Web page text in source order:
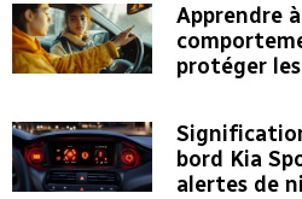
Apprendre
protéger
bord Kia
alertes de